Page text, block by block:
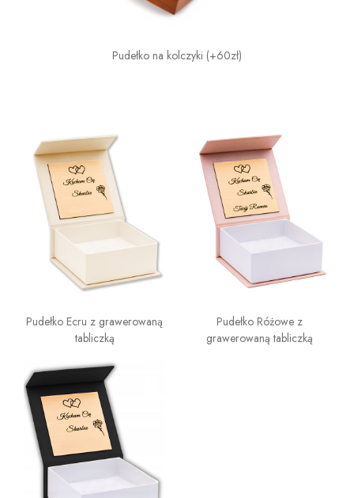
Pudełko na kolczyki (+60zł)
Pudełko Ecru z grawerowaną
tabliczką
Pudełko Różowe z
grawerowaną tabliczką